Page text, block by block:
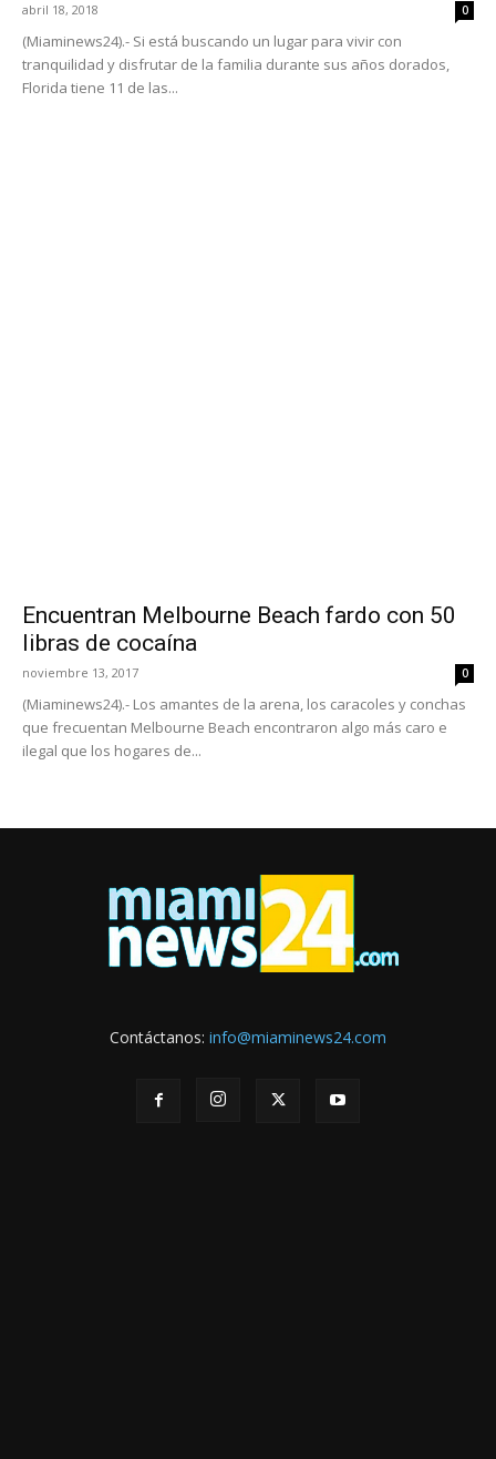
abril 18, 2018 0
(Miaminews24).- Si está buscando un lugar para vivir con
tranquilidad y disfrutar de la familia durante sus años dorados,
Florida tiene 11 de las...
Encuentran Melbourne Beach fardo con 50
libras de cocaína
noviembre 13, 2017 0
(Miaminews24).- Los amantes de la arena, los caracoles y conchas
que frecuentan Melbourne Beach encontraron algo más caro e
ilegal que los hogares de...
Contáctanos: info@miaminews24.com